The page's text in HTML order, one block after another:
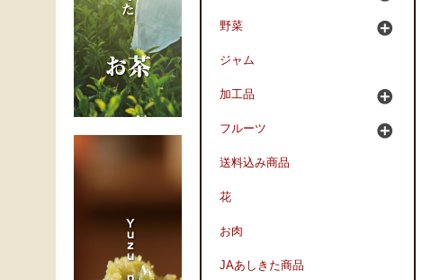
野菜
ジャム
加工品
フルーツ
送料込み商品
花
お肉
JAあしきた商品